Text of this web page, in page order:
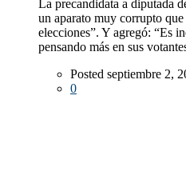
La precandidata a diputada
un aparato muy corrupto que
elecciones”. Y agregó: “Es
pensando más en sus
Posted septiembre 2,
0